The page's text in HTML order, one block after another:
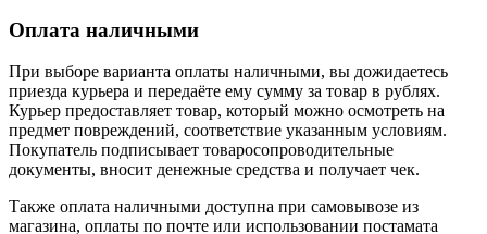
Оплата наличными
При выборе варианта оплаты наличными, вы дожидаетесь
приезда курьера и передаёте ему сумму за товар в рублях.
Курьер предоставляет товар, который можно осмотреть на
предмет повреждений, соответствие указанным условиям.
Покупатель подписывает товаросопроводительные
документы, вносит денежные средства и получает чек.
Также оплата наличными доступна при самовывозе из
магазина, оплаты по почте или использовании постамата